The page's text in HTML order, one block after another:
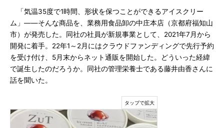
「気温35度で1時間、形状を保つことができるアイスクリー
ム」――そんな商品を、業務用食品卸の中庄本店（京都府福知山
市）が発売した。同社の社員が新規事業として、2021年7月から
開発に着手。22年1～2月にはクラウドファンディングで先行予約
を受け付け、5月末からネット通販を開始した。どういった経緯
で誕生したのだろうか。同社の管理栄養士である藤井由香さんに
話を聞いた。